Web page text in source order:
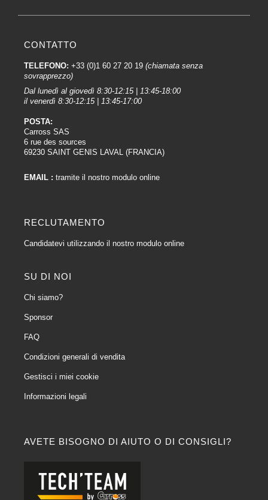
AVETE BISOGNO DI AIUTO O DI CONSIGLI?
CONTATTO
TELEFONO: +33 (0)1 60 27 20 19 (chiamata senza
sovrapprezzo)
Dal lunedì al giovedì 8:30-12:15 | 13:45-18:00
il venerdì 8:30-12:15 | 13:45-17:00
POSTA:
Carross SAS
6 rue des sources
69230 SAINT GENIS LAVAL (FRANCIA)
EMAIL : tramite il nostro modulo online
RECLUTAMENTO
Candidatevi utilizzando il nostro modulo online
SU DI NOI
Chi siamo?
Sponsor
FAQ
Condizioni generali di vendita
Gestisci i miei cookie
Informazioni legali